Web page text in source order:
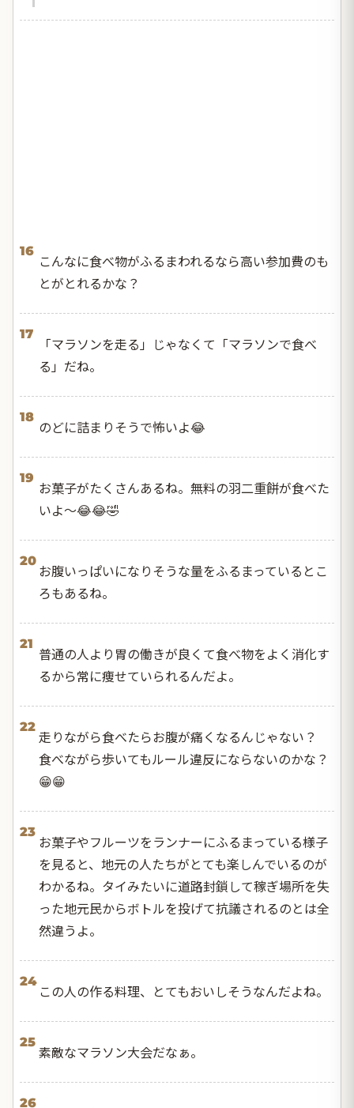
16
こんなに食べ物がふるまわれるなら高い参加費のも
とがとれるかな？
17
「マラソンを走る」じゃなくて「マラソンで食べ
る」だね。
18
のどに詰まりそうで怖いよ😂
19
お菓子がたくさんあるね。無料の羽二重餅が食べた
いよ～😂😂🤣
20
お腹いっぱいになりそうな量をふるまっているとこ
ろもあるね。
21
普通の人より胃の働きが良くて食べ物をよく消化す
るから常に痩せていられるんだよ。
22
走りながら食べたらお腹が痛くなるんじゃない？
食べながら歩いてもルール違反にならないのかな？
😁😁
23
お菓子やフルーツをランナーにふるまっている様子
を見ると、地元の人たちがとても楽しんでいるのが
わかるね。タイみたいに道路封鎖して稼ぎ場所を失
った地元民からボトルを投げて抗議されるのとは全
然違うよ。
24
この人の作る料理、とてもおいしそうなんだよね。
25
素敵なマラソン大会だなぁ。
26